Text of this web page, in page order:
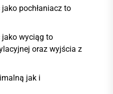
pochłaniacz to
wyciąg to
oraz wyjścia z
jak i